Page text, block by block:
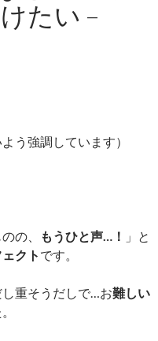
たい –
う強調しています）
の、
もうひと声…！ 」と
クト です。
重そうだしで…お難しい